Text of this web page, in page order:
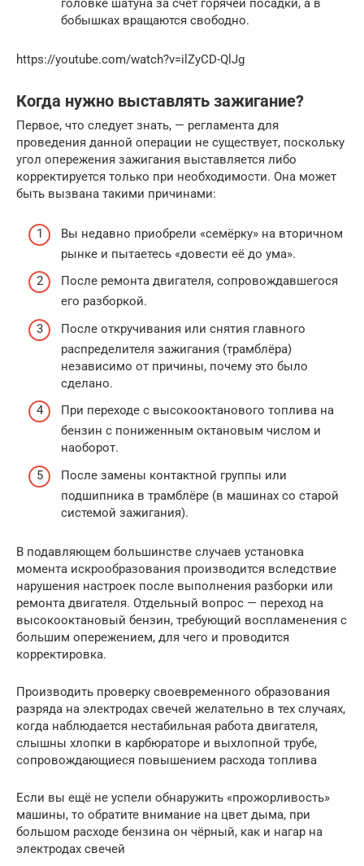
головке шатуна за счет горячей посадки, а в
бобышках вращаются свободно.
https://youtube.com/watch?v=ilZyCD-QlJg
Когда нужно выставлять зажигание?
Первое, что следует знать, — регламента для
проведения данной операции не существует, поскольку
угол опережения зажигания выставляется либо
корректируется только при необходимости. Она может
быть вызвана такими причинами:
Вы недавно приобрели «семёрку» на вторичном
рынке и пытаетесь «довести её до ума».
После ремонта двигателя, сопровождавшегося
его разборкой.
После откручивания или снятия главного
распределителя зажигания (трамблёра)
независимо от причины, почему это было
сделано.
При переходе с высокооктанового топлива на
бензин с пониженным октановым числом и
наоборот.
После замены контактной группы или
подшипника в трамблёре (в машинах со старой
системой зажигания).
В подавляющем большинстве случаев установка
момента искрообразования производится вследствие
нарушения настроек после выполнения разборки или
ремонта двигателя. Отдельный вопрос — переход на
высокооктановый бензин, требующий воспламенения с
большим опережением, для чего и проводится
корректировка.
Производить проверку своевременного образования
разряда на электродах свечей желательно в тех случаях,
когда наблюдается нестабильная работа двигателя,
слышны хлопки в карбюраторе и выхлопной трубе,
сопровождающиеся повышением расхода топлива
Если вы ещё не успели обнаружить «прожорливость»
машины, то обратите внимание на цвет дыма, при
большом расходе бензина он чёрный, как и нагар на
электродах свечей